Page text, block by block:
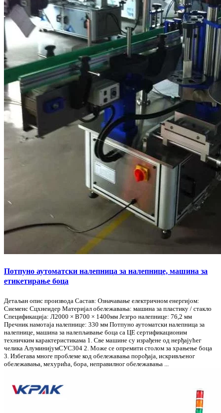
Потпуно аутоматски налепница за налепнице, машина за
етикетирање боца
Детаљан опис производа Састав: Означавање електричном енергијом:
Сиеменс Сцхнеидер Материјал обележавања: машина за пластику / стакло
Спецификација: Л2000 × В700 × 1400мм Језгро налепнице: 76,2 мм
Пречник намотаја налепнице: 330 мм Потпуно аутоматски налепница за
налепнице, машина за налепљивање боца са ЦЕ сертификационим
техничким карактеристикама 1. Све машине су израђене од нерђајућег
челика АлуминијумСУС304 2. Може се опремити столом за храњење боца
3. Избегава многе проблеме код обележавања порођаја, искривљеног
обележавања, мехурића, бора, неправилног обележавања ...